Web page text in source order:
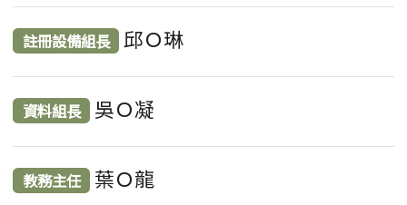
註冊設備組長 邱Ｏ琳
資料組長 吳Ｏ凝
教務主任 葉Ｏ龍